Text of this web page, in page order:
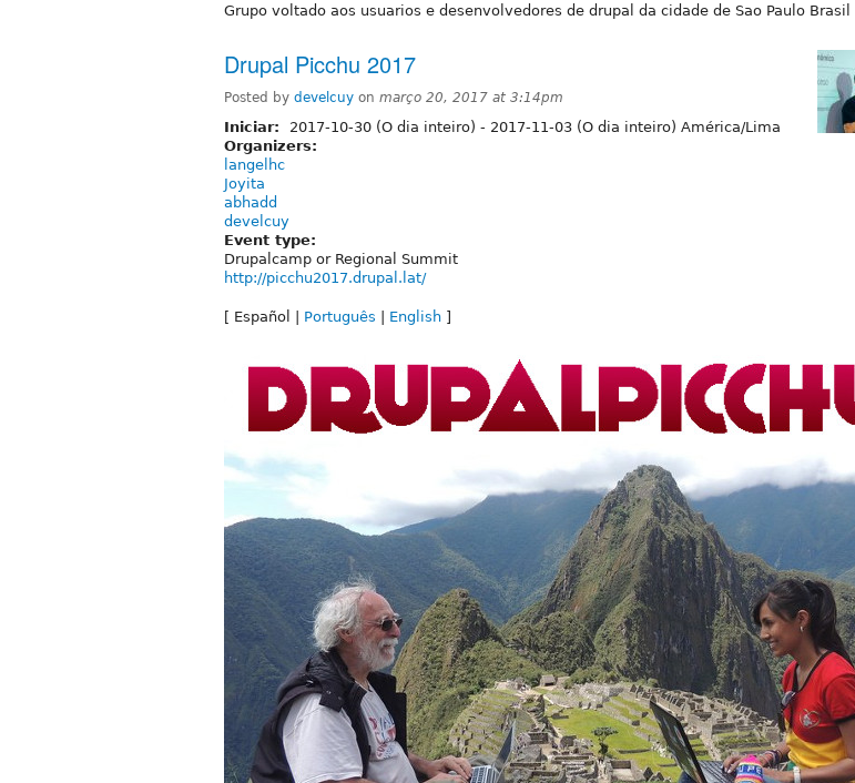
Grupo voltado aos usuarios e desenvolvedores de drupal da cidade de Sao Paulo Brasil
Drupal Picchu 2017
Posted by develcuy on março 20, 2017 at 3:14pm
Iniciar: 2017-10-30 (O dia inteiro) - 2017-11-03 (O dia inteiro) América/Lima
Organizers:
langelhc
Joyita
abhadd
develcuy
Event type:
Drupalcamp or Regional Summit
http://picchu2017.drupal.lat/
[ Español | Português English ]